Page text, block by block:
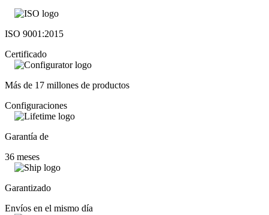
ISO 9001:2015
Certificado
Más de 17 millones de productos
Configuraciones
Garantía de
36 meses
Garantizado
Envíos en el mismo día